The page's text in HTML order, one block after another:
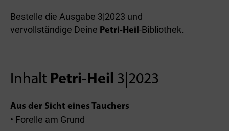
Bestelle die Ausgabe 3|2023 und
vervollständige Deine Petri-Heil-Bibliothek.
Inhalt Petri-Heil 3|2023
Aus der Sicht eines Tauchers
• Forelle am Grund